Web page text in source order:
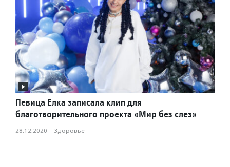
Певица Елка записала клип для
благотворительного проекта «Мир без слез»
28.12.2020 · Здоровье